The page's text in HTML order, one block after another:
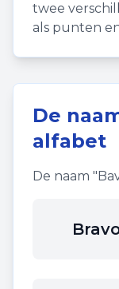
twee
als punten
De
alfabet
De naam "